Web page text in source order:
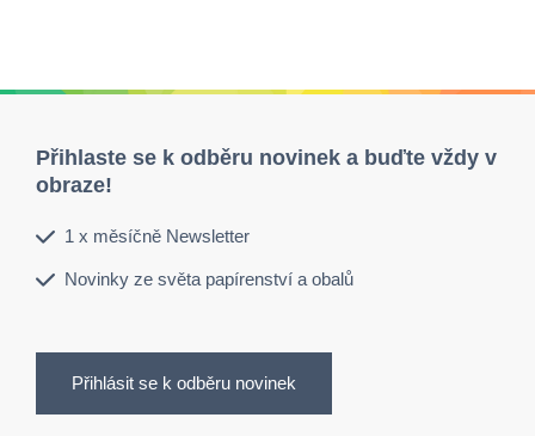
Přihlaste se k odběru novinek a buďte vždy v
obraze!
1 x měsíčně Newsletter
Novinky ze světa papírenství a obalů
Přihlásit se k odběru novinek